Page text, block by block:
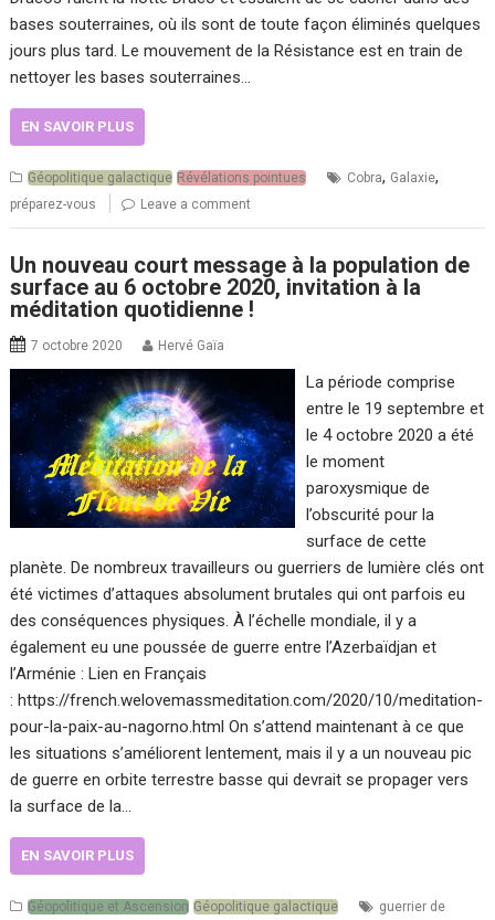
bases souterraines, où ils sont de toute façon éliminés quelques
jours plus tard. Le mouvement de la Résistance est en train de
nettoyer les bases souterraines…
EN SAVOIR PLUS
Géopolitique galactique Révélations pointues Cobra, Galaxie,
préparez-vous Leave a comment
Un nouveau court message à la population de
surface au 6 octobre 2020, invitation à la
méditation quotidienne !
7 octobre 2020 Hervé Gaïa
La période comprise
entre le 19 septembre et
le 4 octobre 2020 a été
le moment
paroxysmique de
l’obscurité pour la
surface de cette
planète. De nombreux travailleurs ou guerriers de lumière clés ont
été victimes d’attaques absolument brutales qui ont parfois eu
des conséquences physiques. À l’échelle mondiale, il y a
également eu une poussée de guerre entre l’Azerbaïdjan et
l’Arménie : Lien en Français
: https://french.welovemassmeditation.com/2020/10/meditation-
pour-la-paix-au-nagorno.html On s’attend maintenant à ce que
les situations s’améliorent lentement, mais il y a un nouveau pic
de guerre en orbite terrestre basse qui devrait se propager vers
la surface de la…
EN SAVOIR PLUS
Géopolitique et Ascension Géopolitique galactique
guerrier de